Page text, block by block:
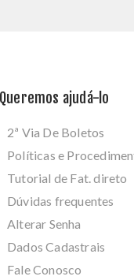
Queremos ajudá-lo
2ª Via De Boletos
Políticas e
Tutorial de Fat. direto
Dúvidas frequentes
Alterar Senha
Dados Cadastrais
Fale Conosco